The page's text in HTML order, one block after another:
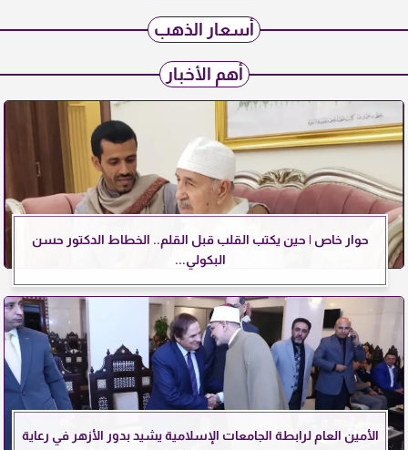
أسعار الذهب
أهم الأخبار
حوار خاص | حين يكتب القلب قبل القلم.. الخطاط الدكتور حسن
البكولي...
الأمين العام لرابطة الجامعات الإسلامية يشيد بدور الأزهر في رعاية